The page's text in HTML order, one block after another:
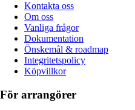
Kontakta oss
Om oss
Vanliga frågor
Dokumentation
Önskemål & roadmap
Integritetspolicy
Köpvillkor
För arrangörer